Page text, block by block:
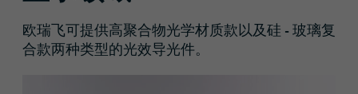
欧瑞飞可提供高聚合物光学材质款以及硅 - 玻璃复
合款两种类型的光效导光件。